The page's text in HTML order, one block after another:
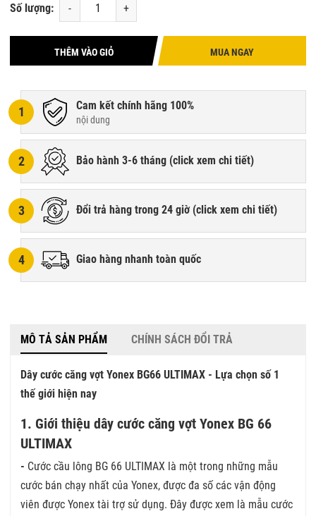
Số lượng: - +
THÊM VÀO GIỎ MUA NGAY
1 Cam kết chính hãng 100%
nội dung
2 Bảo hành 3-6 tháng (click xem chi tiết)
3 Đổi trả hàng trong 24 giờ (click xem chi tiết)
4 Giao hàng nhanh toàn quốc
MÔ TẢ SẢN PHẨM CHÍNH SÁCH ĐỔI TRẢ
Dây cước căng vợt Yonex BG66 ULTIMAX - Lựa chọn số 1
thế giới hiện nay
1. Giới thiệu dây cước căng vợt Yonex BG 66
ULTIMAX
- Cước cầu lông BG 66 ULTIMAX là một trong những mẫu
cước bán chạy nhất của Yonex, được đa số các vận động
viên được Yonex tài trợ sử dụng. Đây được xem là mẫu cước